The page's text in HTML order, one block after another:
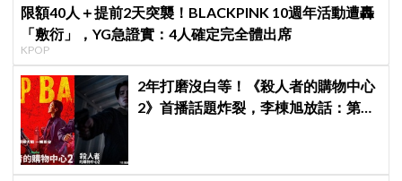
限額40人＋提前2天突襲！BLACKPINK 10週年活動遭轟
「敷衍」，YG急證實：4人確定完全體出席
KPOP
2年打磨沒白等！《殺人者的購物中心
2》首播話題炸裂，李棟旭放話：第三